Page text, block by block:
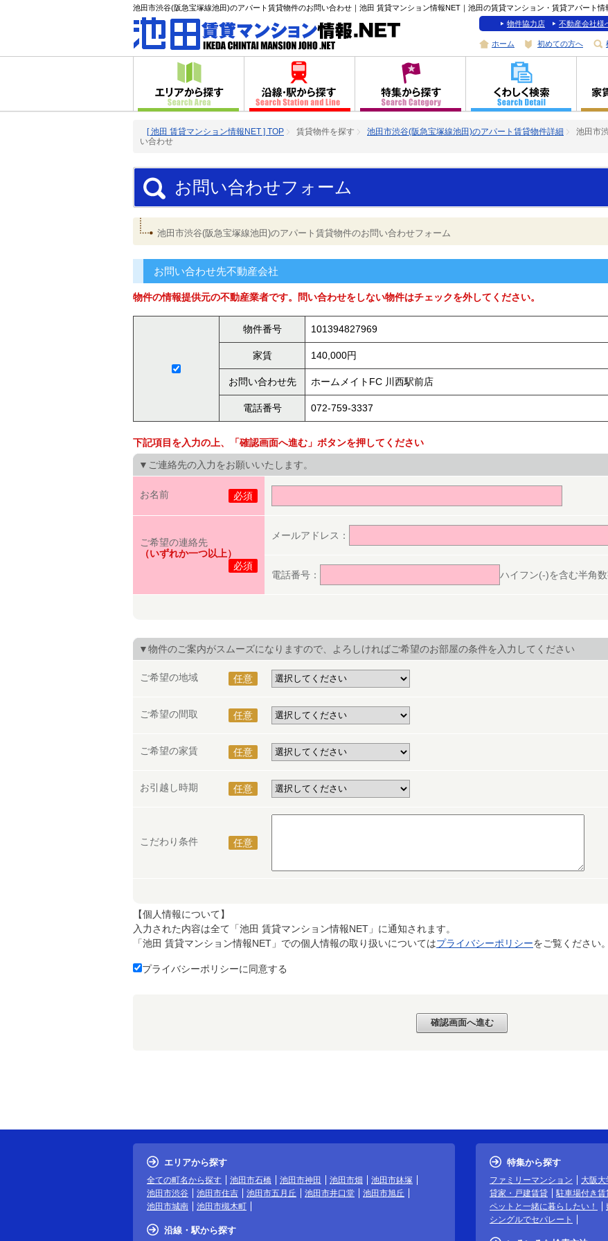
池田市渋谷(阪急宝塚線池田)のアパート賃貸物件のお問い合わせ｜池田 賃貸マンション情報NET｜池田の賃貸マンション・賃貸アパート情
物件協力店
不動産会社様
ホーム 初めての方へ
[ 池田 賃貸マンション情報NET ] TOP 賃貸物件を探す 池田市渋谷(阪急宝塚線池田)のアパート賃貸物件詳細
池田市
い合わせ
お問い合わせフォーム
池田市渋谷(阪急宝塚線池田)のアパート賃貸物件のお問い合わせフォーム
お問い合わせ先不動産会社
物件の情報提供元の不動産業者です。問い合わせをしない物件はチェックを外してください。
物件番号 101394827969
家賃 140,000円
お問い合わせ先 ホームメイトFC 川西駅前店
電話番号 072-759-3337
下記項目を入力の上、「確認画面へ進む」ボタンを押してください
▼ご連絡先の入力をお願いいたします。
お名前 必須
ご希望の連絡先
（いずれか一つ以上）
必須
メールアドレス：
電話番号： ハイフン(-)を含む半角
▼物件のご案内がスムーズになりますので、よろしければご希望のお部屋の条件を入力してください
ご希望の地域 任意
ご希望の間取 任意
ご希望の家賃 任意
お引越し時期 任意
こだわり条件 任意
【個人情報について】
入力された内容は全て「池田 賃貸マンション情報NET」に通知されます。
「池田 賃貸マンション情報NET」での個人情報の取り扱いについてはプライバシーポリシーをご覧ください。
プライバシーポリシーに同意する
エリアから探す
全ての町名から探す 池田市石橋 池田市神田 池田市畑
池田市鉢塚
池田市渋谷
池田市住吉 池田市五月丘 池田市井口堂
池田市旭丘
池田市城南
池田市槻木町
沿線・駅から探す
特集から探す
ファミリーマンション 大阪大
貸家・戸建賃貸
駐車場付き賃
ペットと一緒に暮らしたい！
シングルでセパレート